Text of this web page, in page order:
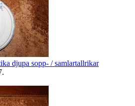
djupa sopp- / samlartallrikar
.